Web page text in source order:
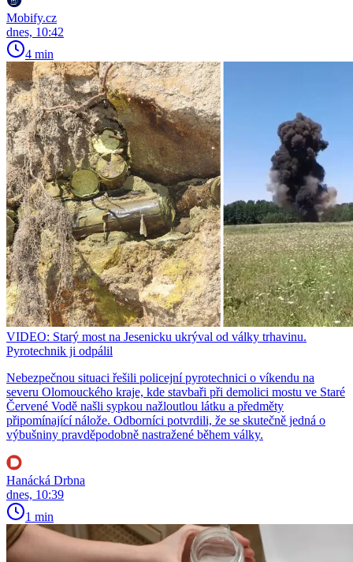
Mobify.cz
dnes, 10:42
4 min
VIDEO: Starý most na Jesenicku ukrýval od války trhavinu.
Pyrotechnik ji odpálil
Nebezpečnou situaci řešili policejní pyrotechnici o víkendu na
severu Olomouckého kraje, kde stavbaři při demolici mostu ve Staré
Červené Vodě našli sypkou nažloutlou látku a předměty
připomínající nálože. Odborníci potvrdili, že se skutečně jedná o
výbušniny pravděpodobně nastražené během války.
Hanácká Drbna
dnes, 10:39
1 min